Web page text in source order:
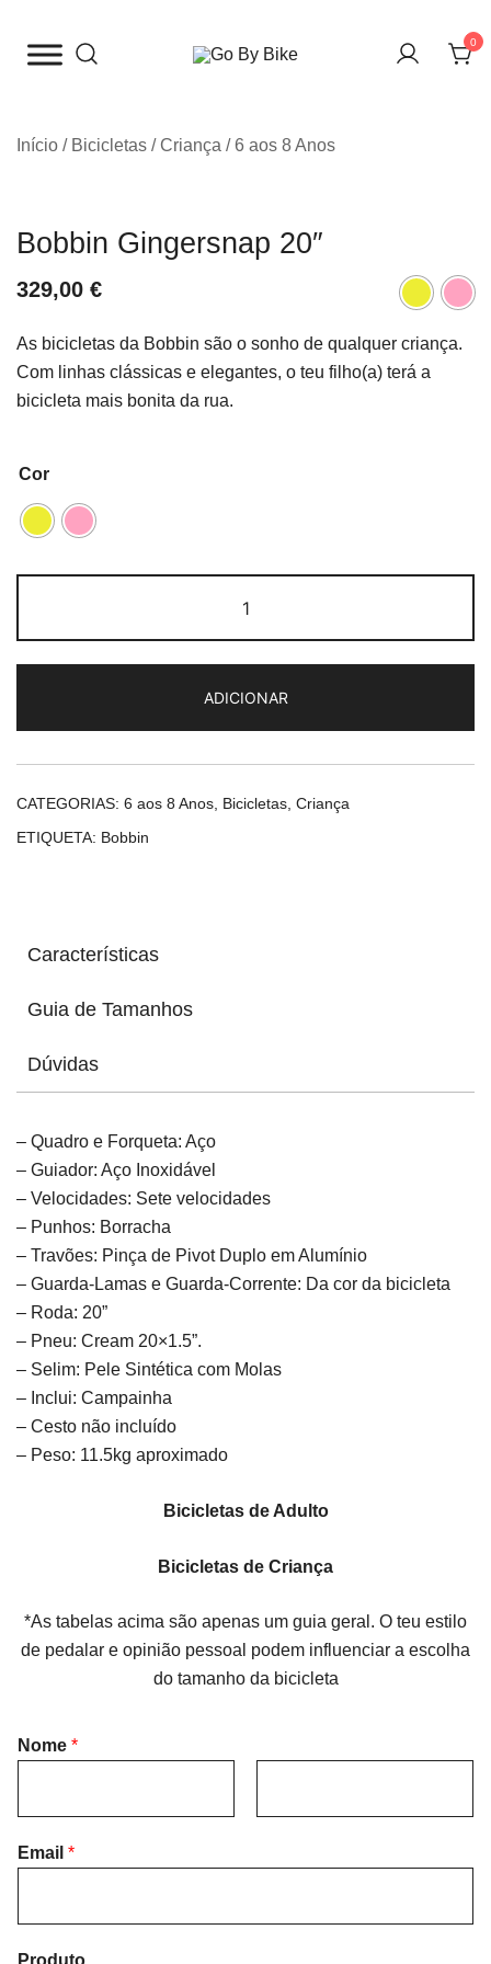
para
0
Início / Bicicletas /Criança /6 aos 8 Anos
Bobbin Gingersnap 20″
329,00 €
As bicicletas da Bobbin são o sonho de qualquer criança.
Com linhas clássicas e elegantes, o teu filho(a) terá a
bicicleta mais bonita da rua.
Cor
de
Bobbin
20"
ADICIONAR
CATEGORIAS: 6 aos 8 Anos Bicicletas Criança
ETIQUETA: Bobbin
Características
Guia de Tamanhos
Dúvidas
– Quadro e Forqueta: Aço
– Guiador: Aço Inoxidável
– Velocidades: Sete velocidades
– Punhos: Borracha
– Travões: Pinça de Pivot Duplo em Alumínio
– Guarda-Lamas e Guarda-Corrente: Da cor da bicicleta
– Roda: 20”
– Pneu: Cream 20×1.5”.
– Selim: Pele Sintética com Molas
– Inclui: Campainha
– Cesto não incluído
– Peso: 11.5kg aproximado
Bicicletas de Adulto
Bicicletas de Criança
*As tabelas acima são apenas um guia geral. O teu estilo
de pedalar e opinião pessoal podem influenciar a escolha
do tamanho da bicicleta
Nome *
t
Email *
Produto